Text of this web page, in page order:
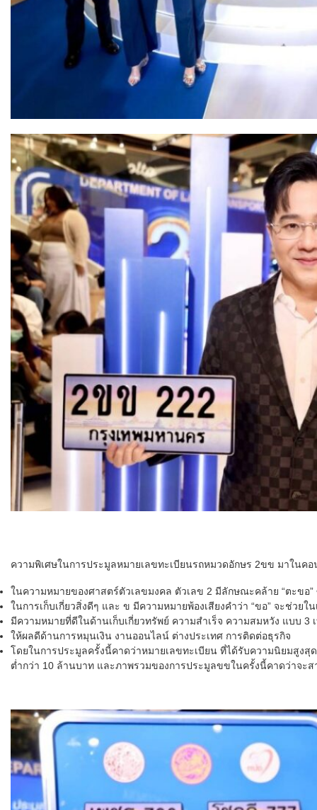
ความพิเศษในการประมูลหมายเลขทะเบียนรถหมวดอักษร 2ขข มาในค
ในความหมายของศาสตร์ตัวเลขมงคล ตัวเลข 2 มีลักษณะคล้าย “ตะขอ
ในการเก็บเกี่ยวสิ่งดีๆ และ ข มีความหมายพ้องเสียงคำว่า “ขอ” จะช่วย
มีความหมายที่ดีในด้านเก็บเกี่ยวทรัพย์ ความสำเร็จ ความสมหวัง แบบ
ให้ผลดีด้านการหมุนเงิน งานออนไลน์ ต่างประเทศ การติดต่อธุรกิจ
โดยในการประมูลครั้งนี้คาดว่าหมายเลขทะเบียน ที่ได้รับความนิยมสูงสุ
ต่ำกว่า 10 ล้านบาท และภาพรวมของการประมูลขขในครั้งนี้คาดว่าจะ